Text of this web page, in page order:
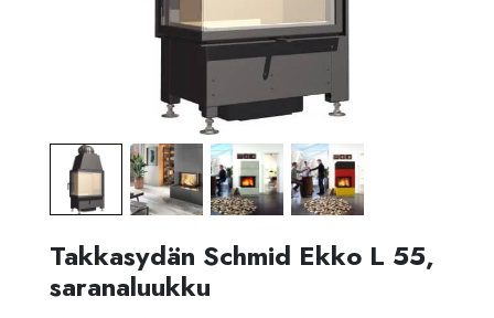
Takkasydän Schmid Ekko L 55,
saranaluukku